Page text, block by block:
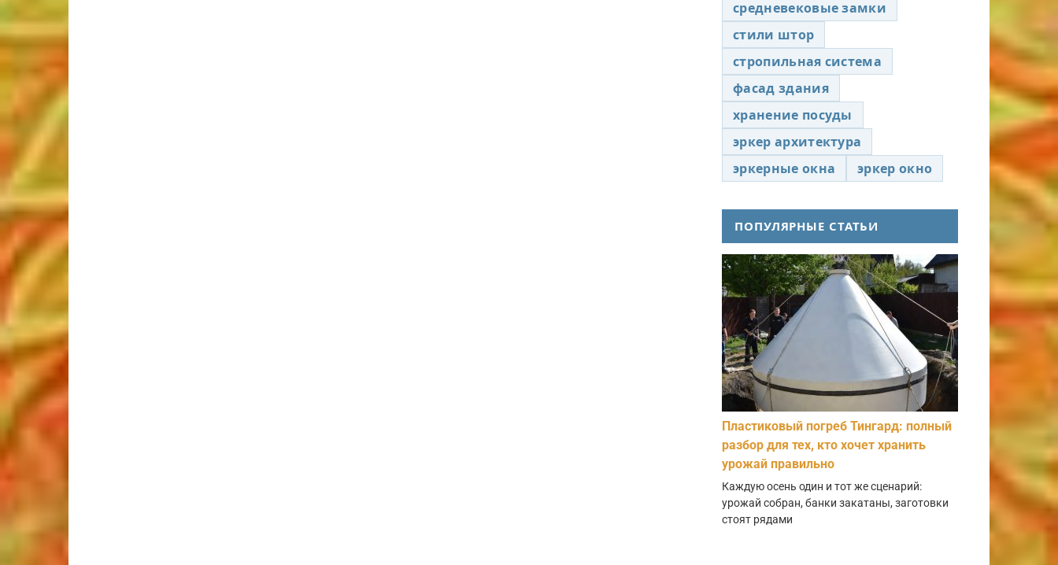
средневековые замки
стили штор
стропильная система
фасад здания
хранение посуды
эркер архитектура
эркерные окна
эркер окно
ПОПУЛЯРНЫЕ СТАТЬИ
Пластиковый погреб Тингард: полный
разбор для тех, кто хочет хранить
урожай правильно
Каждую осень один и тот же сценарий:
урожай собран, банки закатаны, заготовки
стоят рядами